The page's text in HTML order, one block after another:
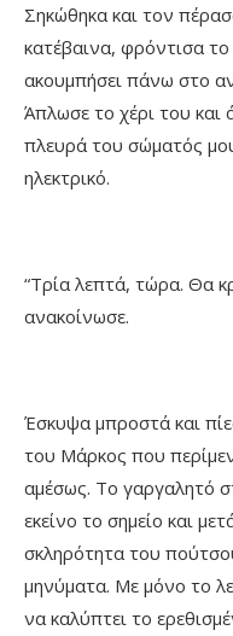
Σηκώθηκα και τον
κατέβαινα, φρόντισα
ακουμπήσει πάνω στο
Άπλωσε το χέρι του και
πλευρά του σώματός
ηλεκτρικό.
“Τρία λεπτά, τώρα. Θα
ανακοίνωσε.
Έσκυψα μπροστά και
του Μάρκος που
αμέσως. Το γαργαλητό
εκείνο το σημείο και
σκληρότητα του
μηνύματα. Με μόνο το
να καλύπτει το